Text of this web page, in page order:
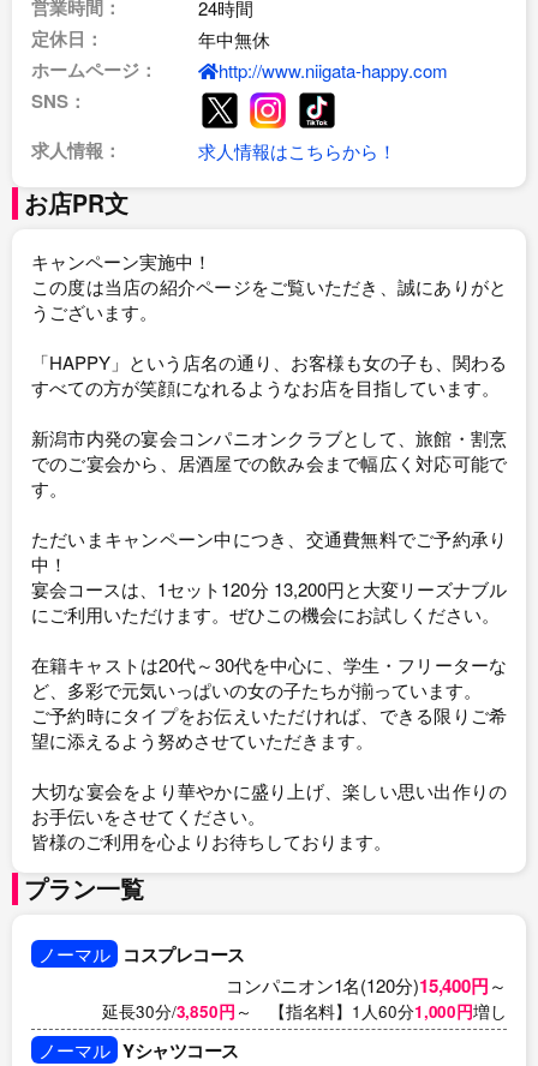
営業時間： 24時間
定休日： 年中無休
ホームページ： http://www.niigata-happy.com
SNS：
求人情報：
求人情報はこちらから！
お店PR文
キャンペーン実施中！
この度は当店の紹介ページをご覧いただき、誠にありがと
うございます。
「HAPPY」という店名の通り、お客様も女の子も、関わる
すべての方が笑顔になれるようなお店を目指しています。
新潟市内発の宴会コンパニオンクラブとして、旅館・割烹
でのご宴会から、居酒屋での飲み会まで幅広く対応可能で
す。
ただいまキャンペーン中につき、交通費無料でご予約承り
中！
宴会コースは、1セット120分 13,200円と大変リーズナブル
にご利用いただけます。ぜひこの機会にお試しください。
在籍キャストは20代～30代を中心に、学生・フリーターな
ど、多彩で元気いっぱいの女の子たちが揃っています。
ご予約時にタイプをお伝えいただければ、できる限りご希
望に添えるよう努めさせていただきます。
大切な宴会をより華やかに盛り上げ、楽しい思い出作りの
お手伝いをさせてください。
皆様のご利用を心よりお待ちしております。
プラン一覧
ノーマル コスプレコース
コンパニオン1名(120分)15,400円～
延長30分/3,850円 ～ 【指名料】1人60分1,000円増し
ノーマル Yシャツコース